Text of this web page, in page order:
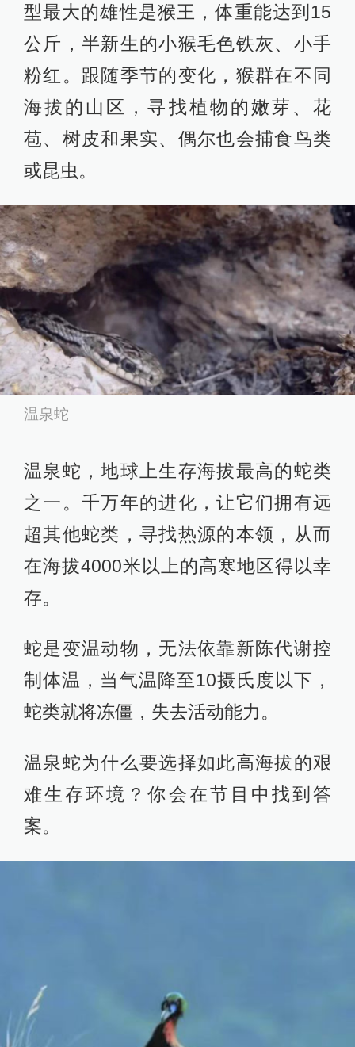
型最大的雄性是猴王，体重能达到15
公斤，半新生的小猴毛色铁灰、小手
粉红。跟随季节的变化，猴群在不同
海拔的山区，寻找植物的嫩芽、花
苞、树皮和果实、偶尔也会捕食鸟类
或昆虫。
温泉蛇
温泉蛇，地球上生存海拔最高的蛇类
之一。千万年的进化，让它们拥有远
超其他蛇类，寻找热源的本领，从而
在海拔4000米以上的高寒地区得以幸
存。
蛇是变温动物，无法依靠新陈代谢控
制体温，当气温降至10摄氏度以下，
蛇类就将冻僵，失去活动能力。
温泉蛇为什么要选择如此高海拔的艰
难生存环境？你会在节目中找到答
案。